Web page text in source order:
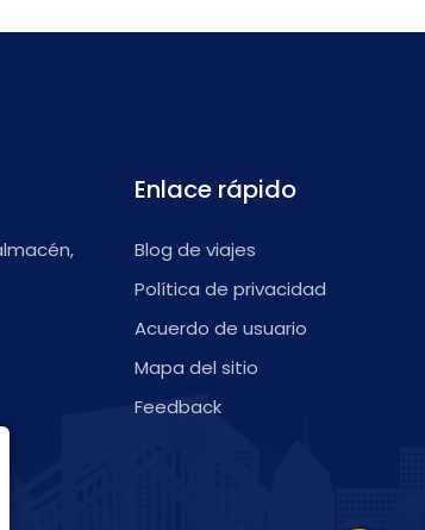
Enlace rápido
Blog de viajes
Política de privacidad
Acuerdo de usuario
Mapa del sitio
Feedback